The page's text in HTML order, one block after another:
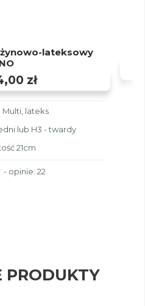
lateksowy
zł
Multi, lateks
lub H3 - twardy
21cm
- opinie: 22
PRODUKTY